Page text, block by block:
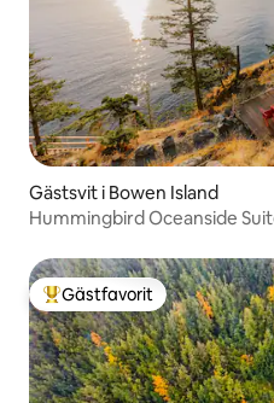
Gästsvit i Bowen Island
Hummingbird Oceanside
Populär gästfavorit
Gästfavorit